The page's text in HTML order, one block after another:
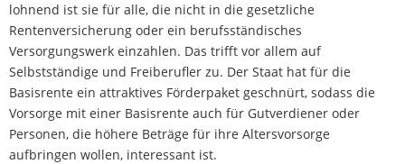
lohnend ist sie für alle, die nicht in die gesetzliche
Rentenversicherung oder ein berufsständisches
Versorgungswerk einzahlen. Das trifft vor allem auf
Selbstständige und Freiberufler zu. Der Staat hat für die
Basisrente ein attraktives Förderpaket geschnürt, sodass die
Vorsorge mit einer Basisrente auch für Gutverdiener oder
Personen, die höhere Beträge für ihre Altersvorsorge
aufbringen wollen, interessant ist.